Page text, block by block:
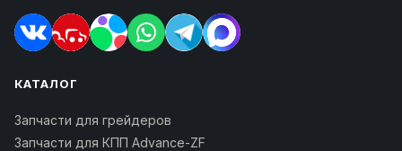
КАТАЛОГ
Запчасти для грейдеров
Запчасти для КПП Advance-ZF